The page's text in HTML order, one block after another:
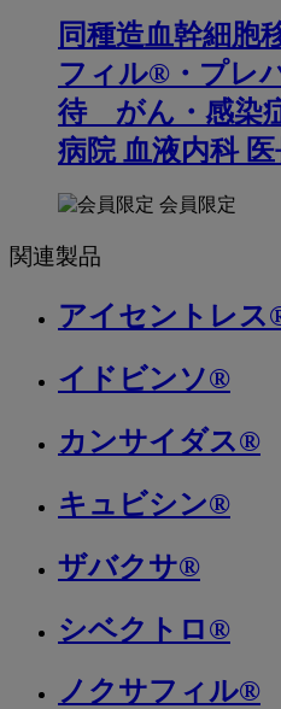
同種造血幹細胞
フィル®・プレ
待 がん・感染
病院 血液内科
会員限定
関連製品
アイセントレス
イドビンソ®
カンサイダス®
キュビシン®
ザバクサ®
シベクトロ®
ノクサフィル®